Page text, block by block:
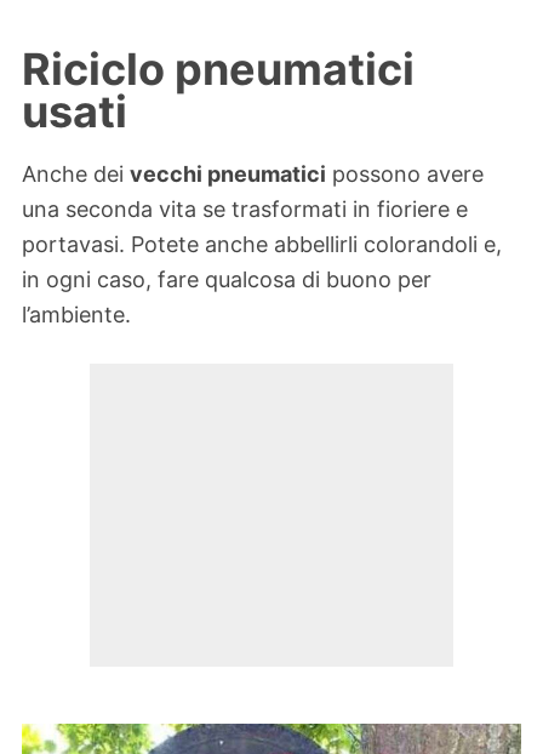
Riciclo pneumatici
usati
Anche dei vecchi pneumatici possono avere
una seconda vita se trasformati in fioriere e
portavasi. Potete anche abbellirli colorandoli e,
in ogni caso, fare qualcosa di buono per
l’ambiente.